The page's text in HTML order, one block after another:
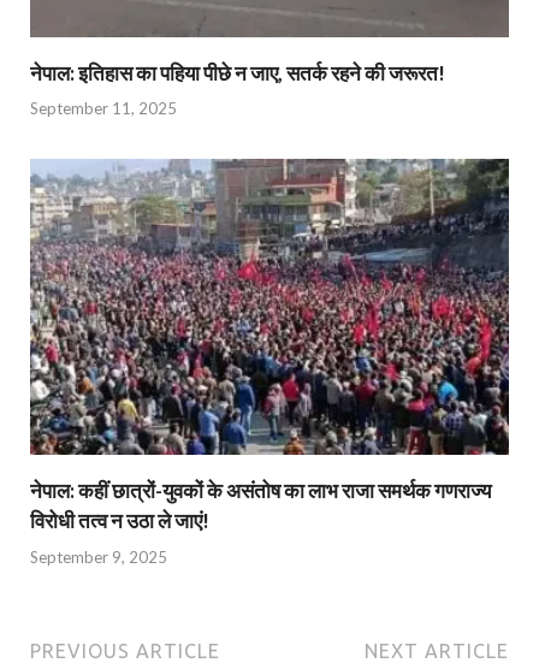
नेपाल: इतिहास का पहिया पीछे न जाए, सतर्क रहने की जरूरत!
September 11, 2025
नेपाल: कहीं छात्रों-युवकों के असंतोष का लाभ राजा समर्थक गणराज्य
विरोधी तत्व न उठा ले जाएं!
September 9, 2025
PREVIOUS ARTICLE NEXT ARTICLE